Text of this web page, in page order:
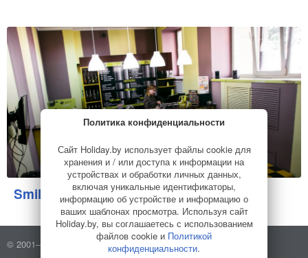
Smile Coffee Кафе
© 2001–2026 Holiday.by
Правила использования сайта
Политика конфиденциальности
Сайт Holiday.by использует файлы cookie для
хранения и / или доступа к информации на
устройствах и обработки личных данных,
включая уникальные идентификаторы,
информацию об устройстве и информацию о
ваших шаблонах просмотра. Используя сайт
Holiday.by, вы соглашаетесь с использованием
файлов cookie и Политикой
конфиденциальности.